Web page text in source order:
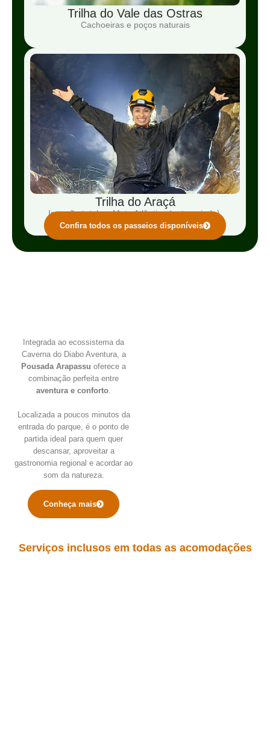
Trilha do Vale das Ostras
Cachoeiras e poços naturais
Trilha do Araçá
Imersão total na Mata Atlântica (auto guiado).
Confira todos os passeios disponíveis
Integrada ao ecossistema da
Caverna do Diabo Aventura, a
Pousada Arapassu oferece a
combinação perfeita entre
aventura e conforto
Localizada a poucos minutos da
entrada do parque, é o ponto de
partida ideal para quem quer
descansar, aproveitar a
gastronomia regional e acordar ao
som da natureza.
Conheça mais
Serviços inclusos em todas as acomodações